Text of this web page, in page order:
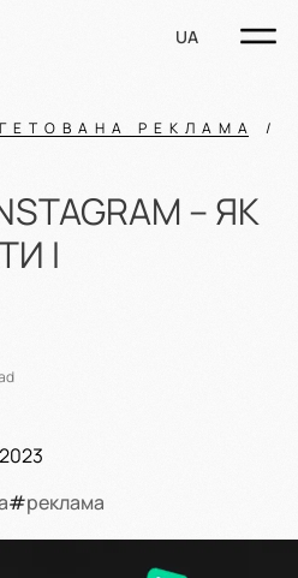
UA
РЕКЛАМА
– ЯК
І
#реклама